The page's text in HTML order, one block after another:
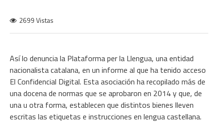
2699 Vistas
Así lo denuncia la Plataforma per la Llengua, una entidad
nacionalista catalana, en un informe al que ha tenido acceso
El Confidencial Digital. Esta asociación ha recopilado más de
una docena de normas que se aprobaron en 2014 y que, de
una u otra forma, establecen que distintos bienes lleven
escritas las etiquetas e instrucciones en lengua castellana.